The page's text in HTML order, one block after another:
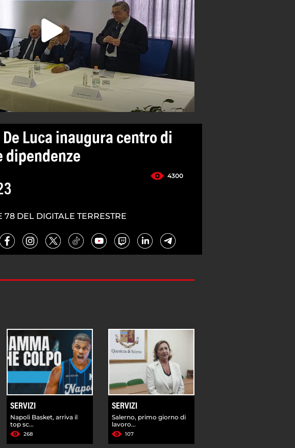
De Luca inaugura centro di
dipendenze
4300
DEL DIGITALE TERRESTRE
SERVIZI
Napoli Basket, arriva il
top sc...
268
SERVIZI
Salerno, primo giorno di
lavoro...
107